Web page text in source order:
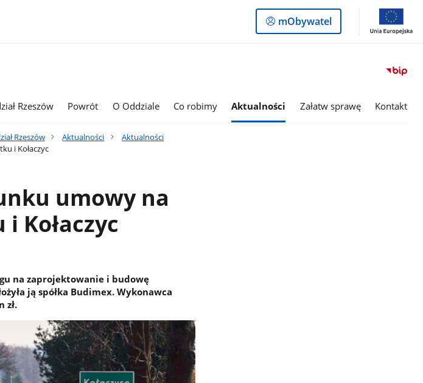
Logowanie
do
mObywatel
Rzeszów Powrót O Oddziale Co robimy Aktualności Załatw sprawę Kontakt
Rzeszów Aktualności
Aktualności
i Kołaczyc
umowy na
Kołaczyc
na zaprojektowanie i budowę
ją spółka Budimex. Wykonawca
zł.